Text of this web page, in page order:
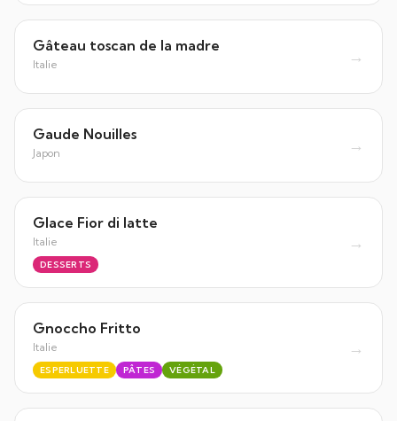
Gâteau toscan de la madre
Italie →
Gaude Nouilles
Japon →
Glace Fior di latte
Italie
DESSERTS
→
Gnoccho Fritto
Italie
ESPERLUETTE PÂTES VÉGÉTAL
→